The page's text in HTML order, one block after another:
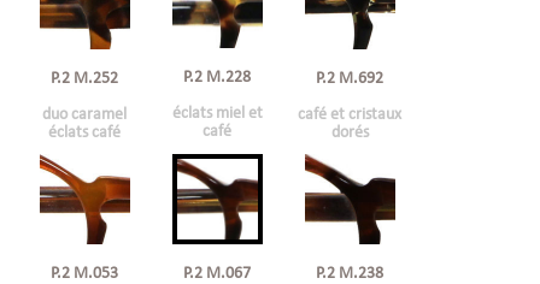
P.2 M.252
duo caramel
éclats café
P.2 M.228
éclats miel et
café
P.2 M.692
café et cristaux
dorés
P.2 M.053
P.2 M.067
P.2 M.238